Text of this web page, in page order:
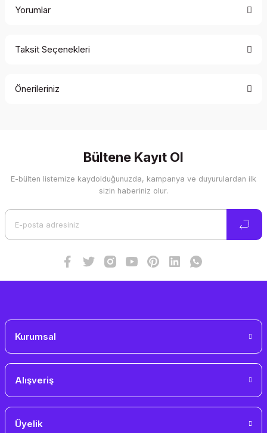
Yorumlar
Taksit Seçenekleri
Önerileriniz
Görüş ve önerileriniz için teşekkür ederiz.
Ürün resmi kalitesiz, bozuk veya görüntülenemiyor.
Bültene Kayıt Ol
E-bülten listemize kaydolduğunuzda, kampanya ve duyurulardan ilk
sizin haberiniz olur.
Kurumsal
Alışveriş
Üyelik